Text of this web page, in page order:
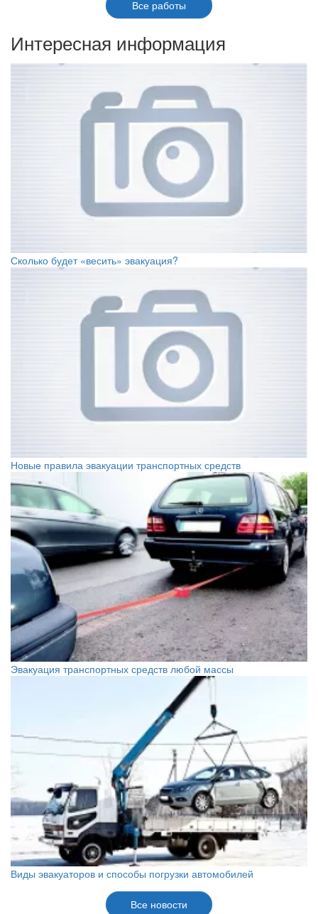
Все работы
Интересная информация
Сколько будет «весить» эвакуация?
Новые правила эвакуации транспортных средств
Эвакуация транспортных средств любой массы
Виды эвакуаторов и способы погрузки автомобилей
Все новости